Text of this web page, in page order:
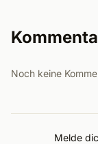
Noch keine
Melde